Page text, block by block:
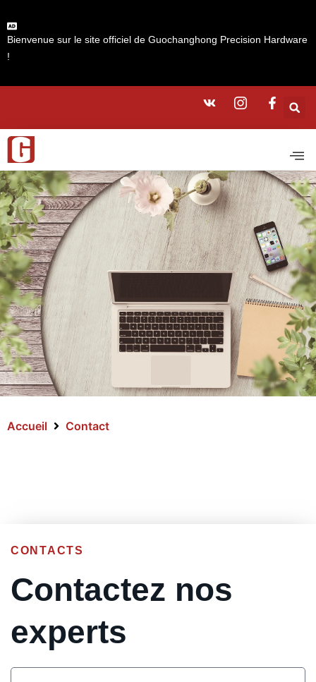
Bienvenue sur le site officiel de Guochanghong Precision Hardware
!
Accueil Contact
CONTACTS
Contactez nos
experts